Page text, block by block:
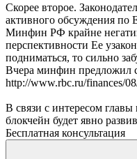
Скорее второе.
активного обсуждения по
Минфин РФ крайне
перспективности Ее
подниматься, то сильно
Вчера минфин предложил
http://www.rbc.ru/finances/
В связи с интересом главы
блокчейн будет явно
Бесплатная консультация